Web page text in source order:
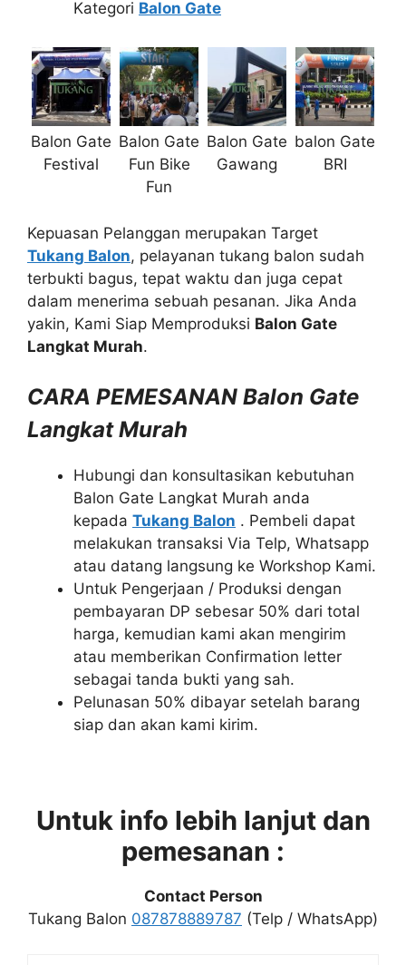
Kategori Balon Gate
Balon Gate
Festival
Balon Gate
Fun Bike
Fun
Balon Gate
Gawang
balon Gate
BRI
Kepuasan Pelanggan merupakan Target
Tukang Balon, pelayanan tukang balon sudah
terbukti bagus, tepat waktu dan juga cepat
dalam menerima sebuah pesanan. Jika Anda
yakin, Kami Siap Memproduksi Balon Gate
Langkat Murah.
CARA PEMESANAN Balon Gate
Langkat Murah
Hubungi dan konsultasikan kebutuhan
Balon Gate Langkat Murah anda
kepada Tukang Balon . Pembeli dapat
melakukan transaksi Via Telp, Whatsapp
atau datang langsung ke Workshop Kami.
Untuk Pengerjaan / Produksi dengan
pembayaran DP sebesar 50% dari total
harga, kemudian kami akan mengirim
atau memberikan Confirmation letter
sebagai tanda bukti yang sah.
Pelunasan 50% dibayar setelah barang
siap dan akan kami kirim.
Untuk info lebih lanjut dan
pemesanan :
Contact Person
Tukang Balon 087878889787 (Telp / WhatsApp)